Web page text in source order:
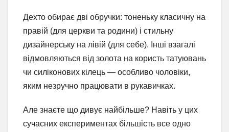
Дехто обирає дві обручки: тоненьку класичну на
правій (для церкви та родини) і стильну
дизайнерську на лівій (для себе). Інші взагалі
відмовляються від золота на користь татуювань
чи силіконових кілець — особливо чоловіки,
яким незручно працювати в рукавичках.
Але знаєте що дивує найбільше? Навіть у цих
сучасних експериментах більшість все одно